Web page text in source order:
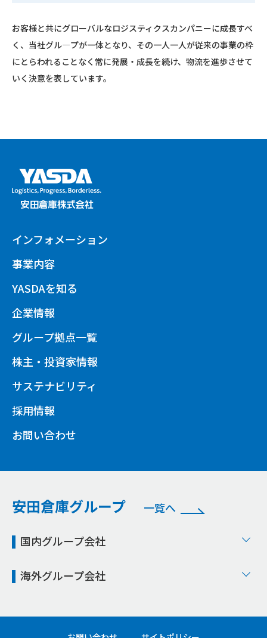
お客様と共にグローバルなロジスティクスカンパニーに成長すべ
く、当社グル―プが一体となり、その一人一人が従来の事業の枠
にとらわれることなく常に発展・成長を続け、物流を進歩させて
いく決意を表しています。
インフォメーション
事業内容
YASDAを知る
企業情報
グループ拠点一覧
株主・投資家情報
サステナビリティ
採用情報
お問い合わせ
安田倉庫グループ 一覧へ
国内グループ会社
海外グループ会社